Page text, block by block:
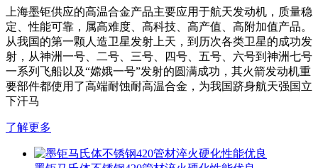
上海墨钜供应的高温合金产品主要应用于航天发动机，质量稳
定、性能可靠，属高难度、高科技、高产值、高附加值产品。
从我国的第一颗人造卫星发射上天，到历次各类卫星的成功发
射，从神洲一号、二号、三号、四号、五号、六号到神洲七号
一系列飞船以及“嫦娥一号”发射的圆满成功，其火箭发动机重
要部件都使用了高端耐蚀耐高温合金，为我国跻身航天强国立
下汗马
了解更多